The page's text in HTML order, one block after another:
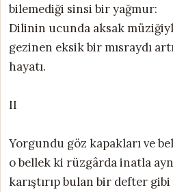
bilemediği sinsi bir yağmur:
Dilinin ucunda aksak
gezinen eksik bir mısraydı
hayatı.
II
Yorgundu göz kapakları ve
o bellek ki rüzgârda inatla
karıştırıp bulan bir defter gibi